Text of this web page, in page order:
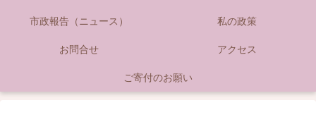
市政報告（ニュース） 私の政策
お問合せ アクセス
ご寄付のお願い